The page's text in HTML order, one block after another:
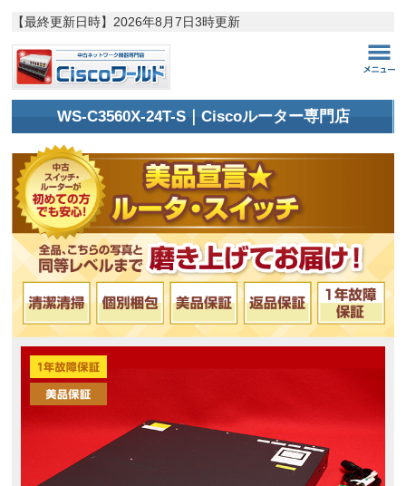
【最終更新日時】2026年8月7日3時更新
WS-C3560X-24T-S｜Ciscoルーター専門店